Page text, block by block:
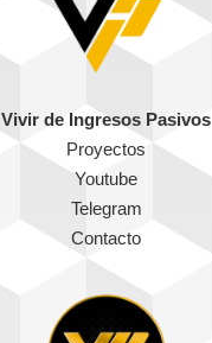
Vivir de Ingresos Pasivos
Proyectos
Youtube
Telegram
Contacto